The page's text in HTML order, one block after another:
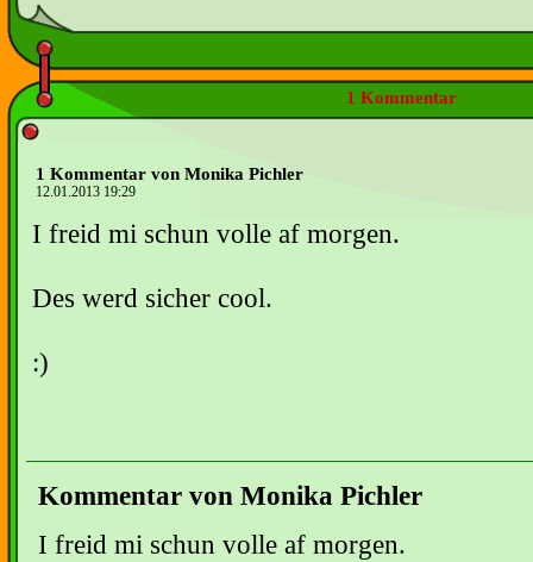
1 Kommentar
1 Kommentar von Monika Pichler
12.01.2013 19:29
I freid mi schun volle af morgen.
Des werd sicher cool.
:)
Kommentar von Monika Pichler
I freid mi schun volle af morgen.